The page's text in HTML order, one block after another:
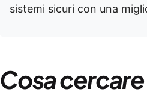
sistemi sicuri con una
Cosa